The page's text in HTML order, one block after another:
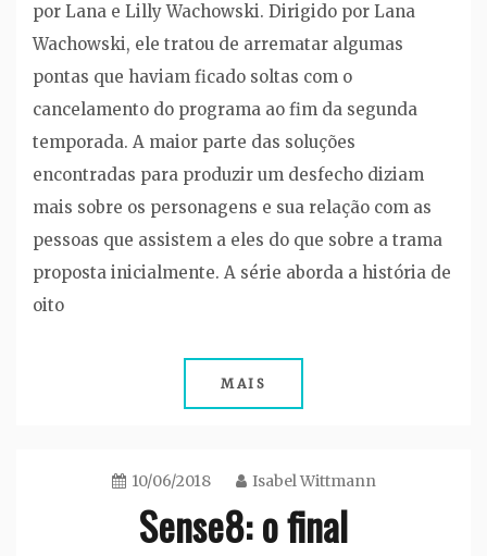
por Lana e Lilly Wachowski. Dirigido por Lana
Wachowski, ele tratou de arrematar algumas
pontas que haviam ficado soltas com o
cancelamento do programa ao fim da segunda
temporada. A maior parte das soluções
encontradas para produzir um desfecho diziam
mais sobre os personagens e sua relação com as
pessoas que assistem a eles do que sobre a trama
proposta inicialmente. A série aborda a história de
oito
MAIS
10/06/2018 Isabel Wittmann
Sense8: o final